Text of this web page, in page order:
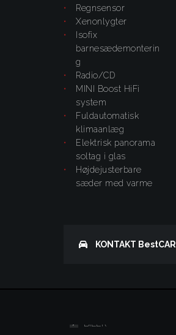
regnsensor
xenonlygter
barnesædemonterin
g
radio/CD
MINI Boost HiFi
system
fuldautomatisk
klimaanlæg
elektrisk panorama
soltag i glas
højdejusterbare
sæder med varme
KONTAKT BestCAR
BILER